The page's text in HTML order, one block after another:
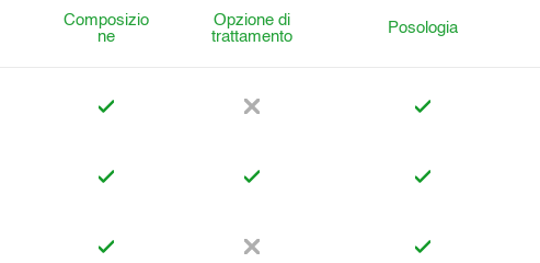
Composizio
ne
Opzione di
trattamento
Posologia